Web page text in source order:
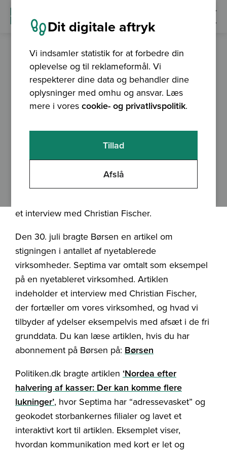
Dit digitale aftryk
Vi indsamler statistik for at forbedre din
oplevelse og til reklameformål. Vi
respekterer dine data og behandler dine
oplysninger med omhu og ansvar. Læs
mere i vorescookie- og privatlivspolitik.
Afslå
Tillad
nyhed 14.08.2013
Septima i medierne
Hen over sommeren er vores virksomhed blevet
et interview med Christian Fischer.
Den 30. juli bragte Børsen en artikel om
stigningen i antallet af nyetablerede
virksomheder. Septima var omtalt som eksempel
på en nyetableret virksomhed. Artiklen
indeholder et interview med Christian Fischer,
der fortæller om vores virksomhed, og hvad vi
tilbyder af ydelser eksempelvis med afsæt i de fri
grunddata. Du kan læse artiklen, hvis du har
abonnement på Børsen på: Børsen
Politiken.dk bragte artiklen ‘Nordea efter
halvering af kasser: Der kan komme flere
lukninger’, hvor Septima har “adressevasket” og
geokodet storbankernes filialer og lavet et
interaktivt kort til artiklen. Eksemplet viser,
hvordan kommunikation med kort er let og